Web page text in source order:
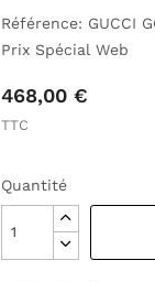
Référence: GUCCI
Prix Spécial Web
468,00 €
TTC
Quantité